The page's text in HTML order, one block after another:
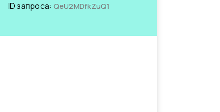
ID запроса: QeU2MDfkZuQ1